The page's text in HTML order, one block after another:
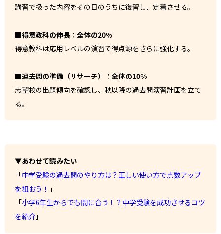
講習で扱った内容をその日のうちに復習し、定着させる。
■得意教科の伸長：全体の20%
得意教科は応用レベルの演習で得点源をさらに強化する。
■過去問の準備（リサーチ）：全体の10%
志望校の出題傾向を確認し、秋以降の過去問演習計画を立て
る。
▼あわせて読みたい
「中学受験の過去問のやり方は？正しい使い方で点数アップ
を狙おう！ 」
「小学6年生からでも間に合う！？中学受験を成功させるコツ
を紹介 」